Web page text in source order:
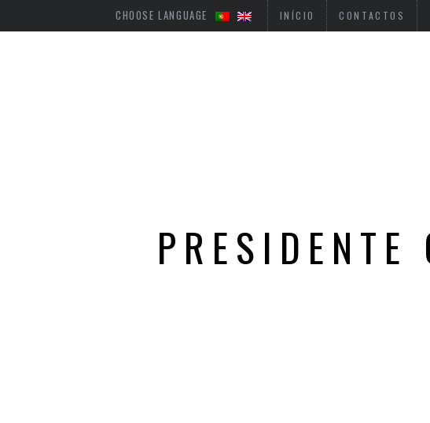
CHOOSE LANGUAGE INÍCIO CONTACTOS